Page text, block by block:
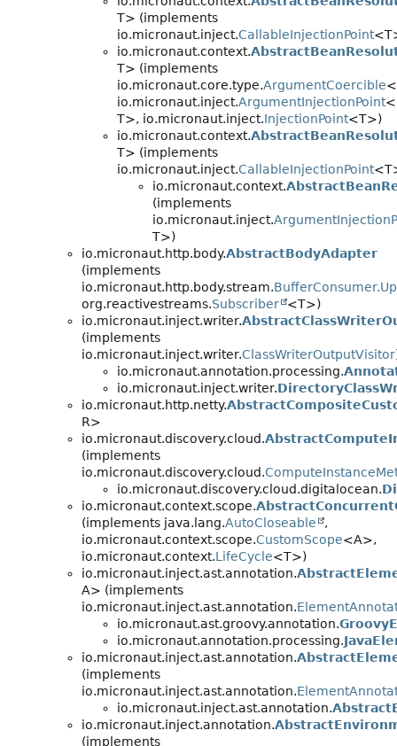
T> (implements
io.micronaut.inject.CallableInjectionPoint
io.micronaut.context.
T> (implements
io.micronaut.core.type.ArgumentCoercible
io.micronaut.inject.ArgumentInjectionPoint
T>, io.micronaut.inject.InjectionPoint<T>)
io.micronaut.context.
T> (implements
io.micronaut.inject.CallableInjectionPoint
io.micronaut.context.
(implements
io.micronaut.inject.
T>)
io.micronaut.http.body.AbstractBodyAdapter
(implements
io.micronaut.http.body.stream.
org.reactivestreams.Subscriber
<T>)
io.micronaut.inject.writer.
(implements
io.micronaut.inject.writer.ClassWriterOutputVisitor
io.micronaut.annotation.processing.
io.micronaut.inject.writer.
io.micronaut.http.netty.
R>
io.micronaut.discovery.cloud.
(implements
io.micronaut.discovery.cloud.
io.micronaut.discovery.cloud.digitalocean.
io.micronaut.context.scope.
(implements java.lang.AutoCloseable
,
io.micronaut.context.scope.CustomScope<A>,
io.micronaut.context.LifeCycle<T>)
io.micronaut.inject.ast.annotation.
A> (implements
io.micronaut.inject.ast.annotation.
io.micronaut.ast.groovy.annotation.
io.micronaut.annotation.processing.
io.micronaut.inject.ast.annotation.
(implements
io.micronaut.inject.ast.annotation.
io.micronaut.inject.ast.annotation.
io.micronaut.inject.annotation.
(implements